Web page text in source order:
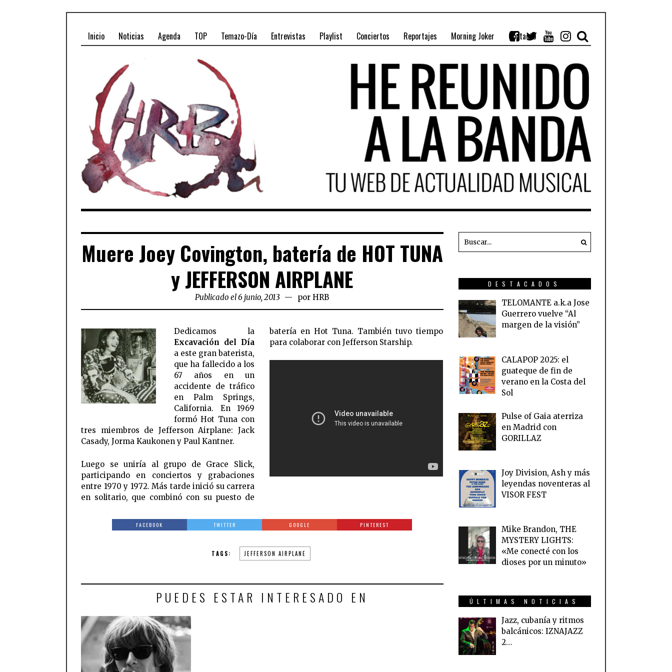
Inicio Noticias Agenda TOP Temazo-Día Entrevistas Playlist Conciertos Reportajes Morning Joker Contacto
Muere Joey Covington, batería de HOT TUNA
y JEFFERSON AIRPLANE
Publicado el 6 junio, 2013 porHRB
Dedicamos la
Excavación del Día
a este gran baterista,
que ha fallecido a los
67 años en un
accidente de tráfico
en Palm Springs,
California. En 1969
formó Hot Tuna con
tres miembros de Jefferson Airplane: Jack
Casady, Jorma Kaukonen y Paul Kantner.
Luego se uniría al grupo de Grace Slick,
participando en conciertos y grabaciones
entre 1970 y 1972. Más tarde inició su carrera
en solitario, que combinó con su puesto de
batería en Hot Tuna. También tuvo tiempo
para colaborar con Jefferson Starship.
FACEBOOK TWITTER GOOGLE PINTEREST
TAGS: JEFFERSON AIRPLANE
PUEDES ESTAR INTERESADO EN
DESTACADOS
TELOMANTE a.k.a Jose
Guerrero vuelve “Al
margen de la visión”
CALAPOP 2025: el
guateque de fin de
verano en la Costa del
Sol
Pulse of Gaia aterriza
en Madrid con
GORILLAZ
Joy Division, Ash y más
leyendas noventeras al
VISOR FEST
Mike Brandon, THE
MYSTERY LIGHTS:
«Me conecté con los
dioses por un minuto»
ÚLTIMAS NOTICIAS
Jazz, cubanía y ritmos
balcánicos: IZNAJAZZ
2…